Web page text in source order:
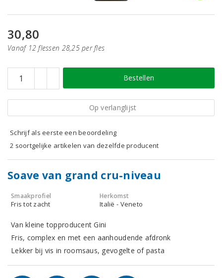
30,80
Vanaf 12 flessen 28,25 per fles
Bestellen
Op verlanglijst
Schrijf als eerste een beoordeling
2 soortgelijke artikelen van dezelfde producent
Soave van grand cru-niveau
Smaakprofiel
Fris tot zacht
Herkomst
Italië - Veneto
Van kleine topproducent Gini
Fris, complex en met een aanhoudende afdronk
Lekker bij vis in roomsaus, gevogelte of pasta